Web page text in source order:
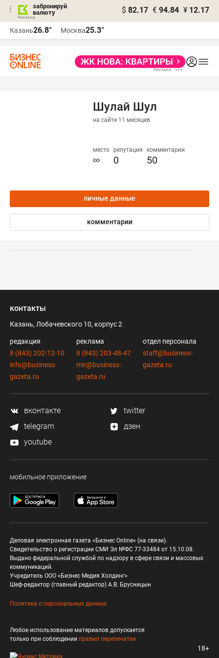
забронируй
валюту
$ 82.17 € 94.84 ¥ 12.17
Казань26.8° Москва25.3°
Шулай Шул
на сайте 11 месяцев
место
∞
репутация
0
комментарии
50
личные данные
комментарии
контакты
Казань, Лобачевского 10, корпус 2
редакция
8 (843) 202-12-10
info@business-
gazeta.ru
реклама
8 (843) 203-48-47
mir@business-
gazeta.ru
отдел персонала
staff@business-
gazeta.ru
вконтакте
twitter
telegram
дзен
youtube
мобильное приложение
Деловая электронная газета «Бизнес Online» (на связи).
Свидетельство о регистрации СМИ Эл №ФС 77-33484 от 15.10.08.
Выдано федеральной службой по надзору в сфере связи и массовых
коммуникаций.
Учредитель ООО «Бизнес Медия Холдинг»
Шеф-редактор (главный редактор) А.В. Брусницын
Политика о персональных данных
Любое использование материалов допускается
только при соблюдении правил перепечатки
18+